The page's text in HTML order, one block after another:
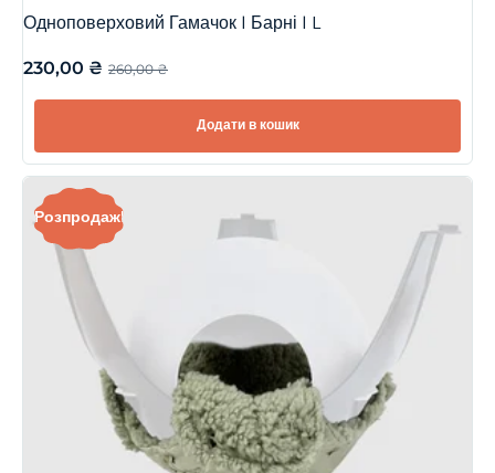
Одноповерховий Гамачок | Барні | L
260,00₴
230,00 ₴
Додати в кошик
Розпродаж!